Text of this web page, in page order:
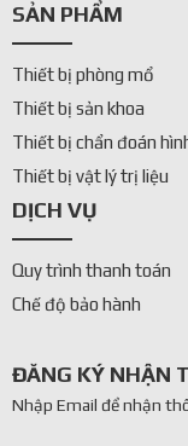
SẢN PHẨM
Thiết bị phòng mổ
Thiết bị sản khoa
Thiết bị chẩn đoán
Thiết bị vật lý trị liệu
DỊCH VỤ
Quy trình thanh toán
Chế độ bảo hành
ĐĂNG KÝ NHẬN
Nhập Email để nhận